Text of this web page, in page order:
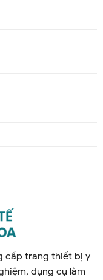
cấp trang thiết bị y
dụng cụ làm